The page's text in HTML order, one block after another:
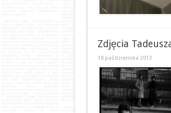
Zdjęcia
18 października 2013